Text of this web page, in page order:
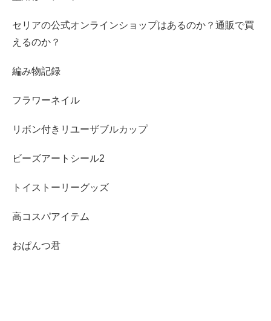
セリアの公式オンラインショップはあるのか？通販で買
えるのか？
編み物記録
フラワーネイル
リボン付きリユーザブルカップ
ビーズアートシール2
トイストーリーグッズ
高コスパアイテム
おぱんつ君